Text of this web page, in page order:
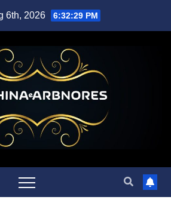
6th, 2026 6:32:30 PM